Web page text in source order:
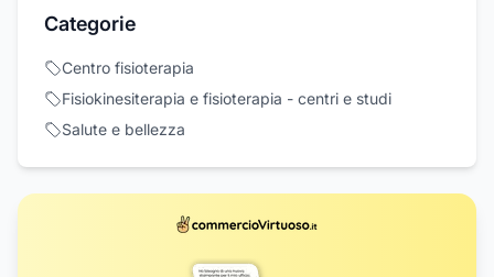
Categorie
Centro fisioterapia
Fisiokinesiterapia e fisioterapia - centri e studi
Salute e bellezza